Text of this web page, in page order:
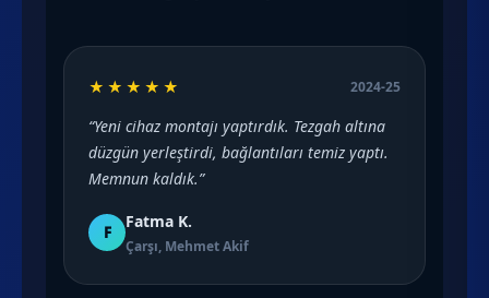
★★★★★ 2024-25
“Yeni cihaz montajı yaptırdık. Tezgah altına
düzgün yerleştirdi, bağlantıları temiz yaptı.
Memnun kaldık.”
F
Fatma K.
Çarşı, Mehmet Akif